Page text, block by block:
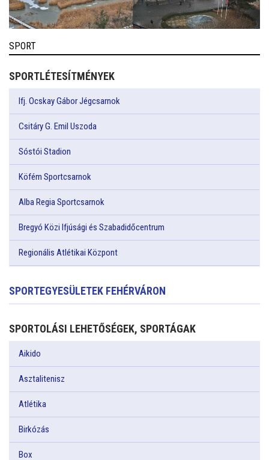
SPORT
SPORTLÉTESÍTMÉNYEK
Ifj. Ocskay Gábor Jégcsarnok
Csitáry G. Emil Uszoda
Sóstói Stadion
Köfém Sportcsarnok
Alba Regia Sportcsarnok
Bregyó Közi Ifjúsági és Szabadidőcentrum
Regionális Atlétikai Központ
SPORTEGYESÜLETEK FEHÉRVÁRON
SPORTOLÁSI LEHETŐSÉGEK, SPORTÁGAK
Aikido
Asztalitenisz
Atlétika
Birkózás
Box